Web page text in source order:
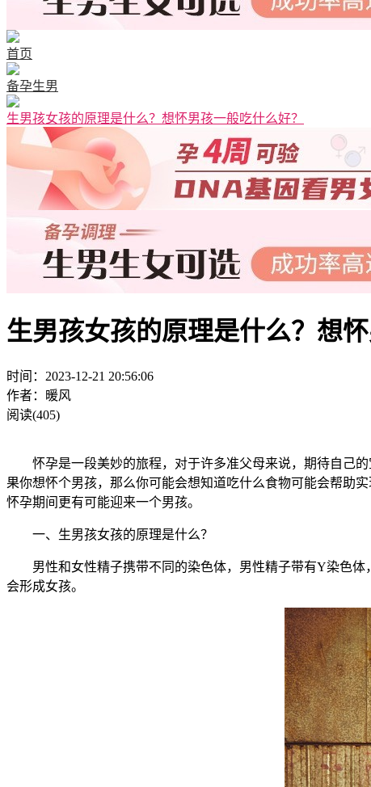
首页
备孕生男
生男孩女孩的原理是什么？想怀男孩一般吃什么好？
生男孩女孩的原理是什么？想
时间：2023-12-21 20:56:06
作者：暖风
阅读(405)
怀孕是一段美妙的旅程，对于许多准父母来说，期待自己的
果你想怀个男孩，那么你可能会想知道吃什么食物可能会帮助
怀孕期间更有可能迎来一个男孩。
一、生男孩女孩的原理是什么？
男性和女性精子携带不同的染色体，男性精子带有Y染色体
会形成女孩。